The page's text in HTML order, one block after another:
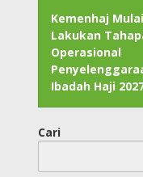
Kemenhaj Mulai
Lakukan
Operasional
Ibadah Haji
Cari